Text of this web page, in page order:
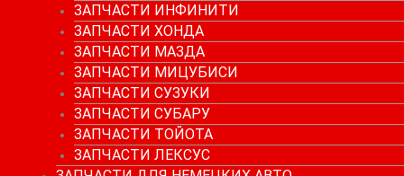
ЗАПЧАСТИ ИНФИНИТИ
ЗАПЧАСТИ ХОНДА
ЗАПЧАСТИ МАЗДА
ЗАПЧАСТИ МИЦУБИСИ
ЗАПЧАСТИ СУЗУКИ
ЗАПЧАСТИ СУБАРУ
ЗАПЧАСТИ ТОЙОТА
ЗАПЧАСТИ ЛЕКСУС